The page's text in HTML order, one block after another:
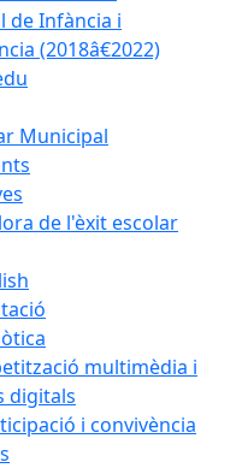
de Infància i
(2018â€2022)
Municipal
de l'èxit escolar
multimèdia i
digitals
i convivència